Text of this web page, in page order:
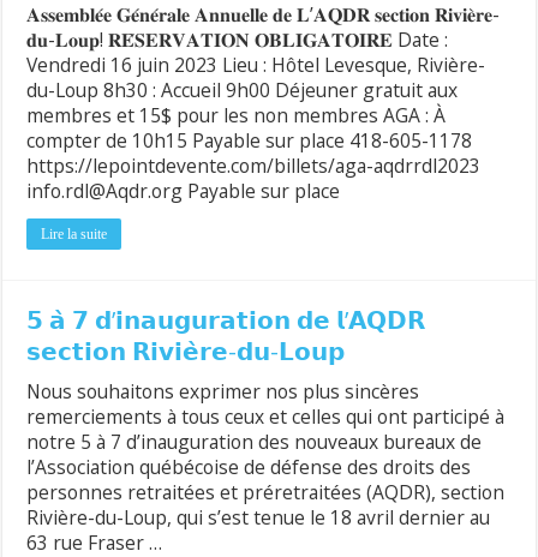
𝐀𝐬𝐬𝐞𝐦𝐛𝐥𝐞́𝐞 𝐆𝐞́𝐧𝐞́𝐫𝐚𝐥𝐞 𝐀𝐧𝐧𝐮𝐞𝐥𝐥𝐞 𝐝𝐞 𝐋’𝐀𝐐𝐃𝐑 𝐬𝐞𝐜𝐭𝐢𝐨𝐧 𝐑𝐢𝐯𝐢𝐞̀𝐫𝐞-
𝐝𝐮-𝐋𝐨𝐮𝐩! 𝐑𝐄́𝐒𝐄𝐑𝐕𝐀𝐓𝐈𝐎𝐍 𝐎𝐁𝐋𝐈𝐆𝐀𝐓𝐎𝐈𝐑𝐄 Date :
Vendredi 16 juin 2023 Lieu : Hôtel Levesque, Rivière-
du-Loup 8h30 : Accueil 9h00 Déjeuner gratuit aux
membres et 15$ pour les non membres AGA : À
compter de 10h15 Payable sur place 418-605-1178
https://lepointdevente.com/billets/aga-aqdrrdl2023
info.rdl@Aqdr.org Payable sur place
Lire la suite
𝟱 𝗮̀ 𝟳 𝗱’𝗶𝗻𝗮𝘂𝗴𝘂𝗿𝗮𝘁𝗶𝗼𝗻 𝗱𝗲 𝗹’𝗔𝗤𝗗𝗥
𝘀𝗲𝗰𝘁𝗶𝗼𝗻 𝗥𝗶𝘃𝗶𝗲̀𝗿𝗲-𝗱𝘂-𝗟𝗼𝘂𝗽
Nous souhaitons exprimer nos plus sincères
remerciements à tous ceux et celles qui ont participé à
notre 5 à 7 d’inauguration des nouveaux bureaux de
l’Association québécoise de défense des droits des
personnes retraitées et préretraitées (AQDR), section
Rivière-du-Loup, qui s’est tenue le 18 avril dernier au
63 rue Fraser …